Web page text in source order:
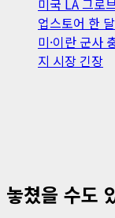
미국 LA 그로
업스토어 한
미·이란 군사
지 시장 긴장
놓쳤을 수도